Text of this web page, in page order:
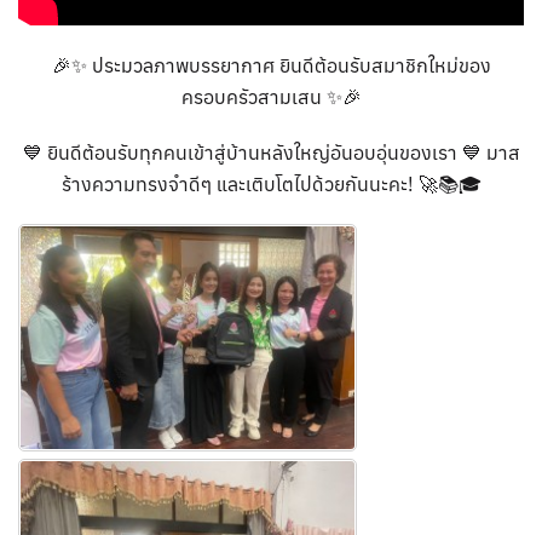
🎉✨ ประมวลภาพบรรยากาศ ยินดีต้อนรับสมาชิกใหม่ของ
ครอบครัวสามเสน ✨🎉
💙 ยินดีต้อนรับทุกคนเข้าสู่บ้านหลังใหญ่อันอบอุ่นของเรา 💙 มาส
ร้างความทรงจำดีๆ และเติบโตไปด้วยกันนะคะ! 🚀📚🎓